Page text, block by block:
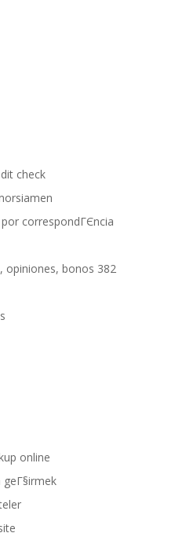
check
correspondГЄncia
opiniones, bonos 382
online